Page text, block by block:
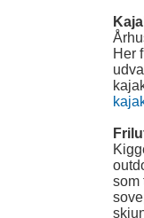
Her
som